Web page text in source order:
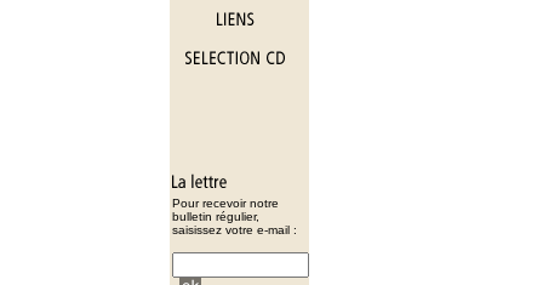
Pour recevoir notre
bulletin régulier,
saisissez votre e-mail :